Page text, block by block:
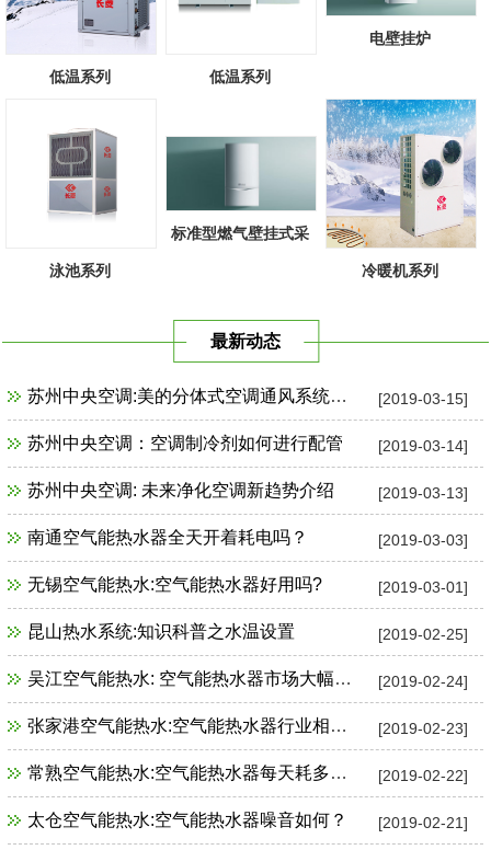
低温系列 低温系列
电壁挂炉
泳池系列
标准型燃气壁挂式采
冷暖机系列
最新动态
[2019-03-15]
苏州中央空调:美的分体式空调通风系统故障检修
[2019-03-14]
苏州中央空调：空调制冷剂如何进行配管
[2019-03-13]
苏州中央空调: 未来净化空调新趋势介绍
[2019-03-03]
南通空气能热水器全天开着耗电吗？
[2019-03-01]
无锡空气能热水:空气能热水器好用吗?
[2019-02-25]
昆山热水系统:知识科普之水温设置
[2019-02-24]
吴江空气能热水: 空气能热水器市场大幅增长
[2019-02-23]
张家港空气能热水:空气能热水器行业相关政策一览
[2019-02-22]
常熟空气能热水:空气能热水器每天耗多少电？
[2019-02-21]
太仓空气能热水:空气能热水器噪音如何？